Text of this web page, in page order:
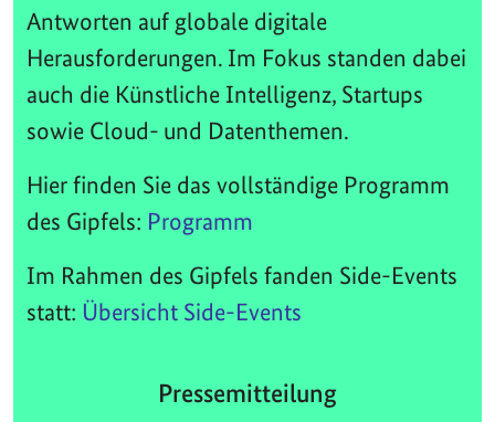
Antworten auf globale digitale
Herausforderungen. Im Fokus standen dabei
auch die Künstliche Intelligenz, Startups
sowie Cloud- und Datenthemen.
Hier finden Sie das vollständige Programm
des Gipfels: Programm
Im Rahmen des Gipfels fanden Side-Events
statt: Übersicht Side-Events
Pressemitteilung